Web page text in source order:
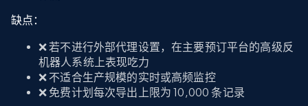
缺点：
❌ 若不进行外部代理设置，在主要预订平台的高级反
机器人系统上表现吃力
❌ 不适合生产规模的实时或高频监控
❌ 免费计划每次导出上限为 10,000 条记录